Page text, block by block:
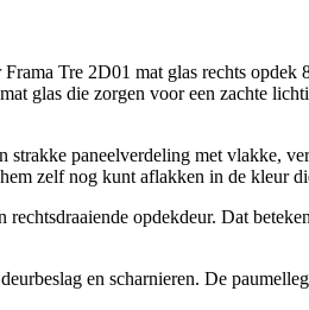
Tre 2D01 mat glas rechts
glas die zorgen voor een zachte
strakke paneelverdeling met vlakke,
zelf nog kunt aflakken in de kleur
rechtsdraaiende opdekdeur. Dat
en scharnieren. De